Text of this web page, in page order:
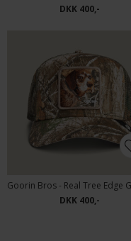
DKK 400,-
DKK 400,-